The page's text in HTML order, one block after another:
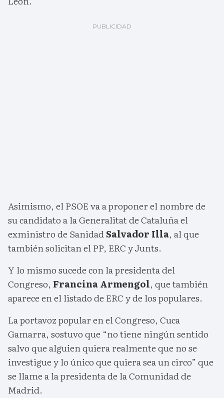
Asimismo, el PSOE va a proponer el nombre de
su candidato a la Generalitat de Cataluña el
exministro de SanidadSalvador Illa, al que
también solicitan el PP, ERC y Junts.
Y lo mismo sucede con la presidenta del
Congreso, Francina Armengol, que también
aparece en el listado de ERC y de los populares.
La portavoz popular en el Congreso, Cuca
Gamarra, sostuvo que “no tiene ningún sentido
salvo que alguien quiera realmente que no se
investigue y lo único que quiera sea un circo” que
se llame a la presidenta de la Comunidad de
Madrid.